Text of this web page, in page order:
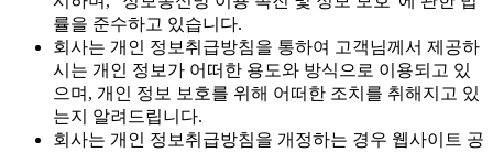
률을 준수하고 있습니다.
회사는 개인 정보취급방침을 통하여 고객님께서 제공하
시는 개인 정보가 어떠한 용도와 방식으로 이용되고 있
으며, 개인 정보 보호를 위해 어떠한 조치를 취해지고 있
는지 알려드립니다.
회사는 개인 정보취급방침을 개정하는 경우 웹사이트 공